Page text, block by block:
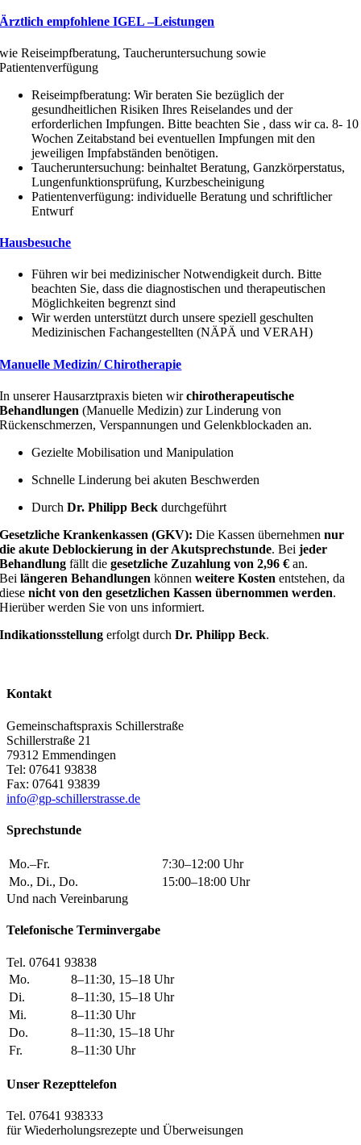
Ärztlich empfohlene IGEL –Leistungen
wie Reiseimpfberatung, Taucheruntersuchung sowie
Patientenverfügung
Reiseimpfberatung: Wir beraten Sie bezüglich der
gesundheitlichen Risiken Ihres Reiselandes und der
erforderlichen Impfungen. Bitte beachten Sie , dass wir ca. 8- 10
Wochen Zeitabstand bei eventuellen Impfungen mit den
jeweiligen Impfabständen benötigen.
Taucheruntersuchung: beinhaltet Beratung, Ganzkörperstatus,
Lungenfunktionsprüfung, Kurzbescheinigung
Patientenverfügung: individuelle Beratung und schriftlicher
Entwurf
Hausbesuche
Führen wir bei medizinischer Notwendigkeit durch. Bitte
beachten Sie, dass die diagnostischen und therapeutischen
Möglichkeiten begrenzt sind
Wir werden unterstützt durch unsere speziell geschulten
Medizinischen Fachangestellten (NÄPÄ und VERAH)
Manuelle Medizin/ Chirotherapie
In unserer Hausarztpraxis bieten wirchirotherapeutische
Behandlungen (Manuelle Medizin) zur Linderung von
Rückenschmerzen, Verspannungen und Gelenkblockaden an.
Gezielte Mobilisation und Manipulation
Schnelle Linderung bei akuten Beschwerden
DurchDr. Philipp Beck durchgeführt
Gesetzliche Krankenkassen (GKV): Die Kassen übernehmennur
die akute Deblockierung in der Akutsprechstunde. Beijeder
Behandlung fällt diegesetzliche Zuzahlung von 2,96 € an.
Beilängeren Behandlungen könnenweitere Kosten entstehen, da
diesenicht von den gesetzlichen Kassen übernommen werden.
Hierüber werden Sie von uns informiert.
Indikationsstellung erfolgt durchDr. Philipp Beck.
Kontakt
Gemeinschaftspraxis Schillerstraße
Schillerstraße 21
79312 Emmendingen
Tel: 07641 93838
Fax: 07641 93839
info@gp-schillerstrasse.de
Sprechstunde
Mo.–Fr.
7:30–12:00 Uhr
Mo., Di., Do.
15:00–18:00 Uhr
Und nach Vereinbarung
Telefonische Terminvergabe
Tel. 07641 93838
Mo.
8–11:30, 15–18 Uhr
Di.
8–11:30, 15–18 Uhr
Mi.
8–11:30 Uhr
Do.
8–11:30, 15–18 Uhr
Fr.
8–11:30 Uhr
Unser Rezepttelefon
Tel. 07641 938333
für Wiederholungsrezepte und Überweisungen